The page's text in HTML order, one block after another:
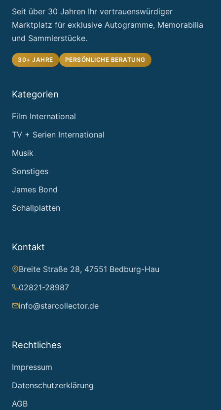
Seit über 30 Jahren Ihr vertrauenswürdiger
Marktplatz für exklusive Autogramme, Memorabilia
und Sammlerstücke.
30+ JAHRE PERSÖNLICHE BERATUNG
Kategorien
Film International
TV + Serien International
Musik
Sonstiges
James Bond
Schallplatten
Kontakt
Breite Straße 28, 47551 Bedburg-Hau
02821-28987
info@starcollector.de
Rechtliches
Impressum
Datenschutzerklärung
AGB